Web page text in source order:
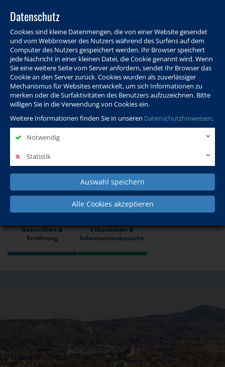
Datenschutz
Cookies sind kleine Datenmengen, die von einer Website gesendet
und vom Webbrowser des Nutzers während des Surfens auf dem
Computer des Nutzers gespeichert werden. Ihr Browser speichert
jede Nachricht in einer kleinen Datei, die Cookie genannt wird. Wenn
Sie eine weitere Seite vom Server anfordern, sendet Ihr Browser das
Cookie an den Server zurück. Cookies wurden als zuverlässiger
Mechanismus für Websites entwickelt, um sich Informationen zu
merken oder die Surfaktivitäten des Benutzers aufzuzeichnen. Bitte
willigen Sie in die Verwendung von Cookies ein.
Weitere Informationen finden Sie in unseren Datenschutzhinweisen.
Notwendig
Statistik
Auswahl speichern
Alle Cookies akzeptieren
Programm Info & Service Aktuelles Warenkorb Login
Ansprechpersonen Kontakt Sitemap
Politik, Wissenschaft &
Internationales
Beruf, IT & Digitales
Gesundheit &
Ernährung
Exkursionen &
Informationsbesuche